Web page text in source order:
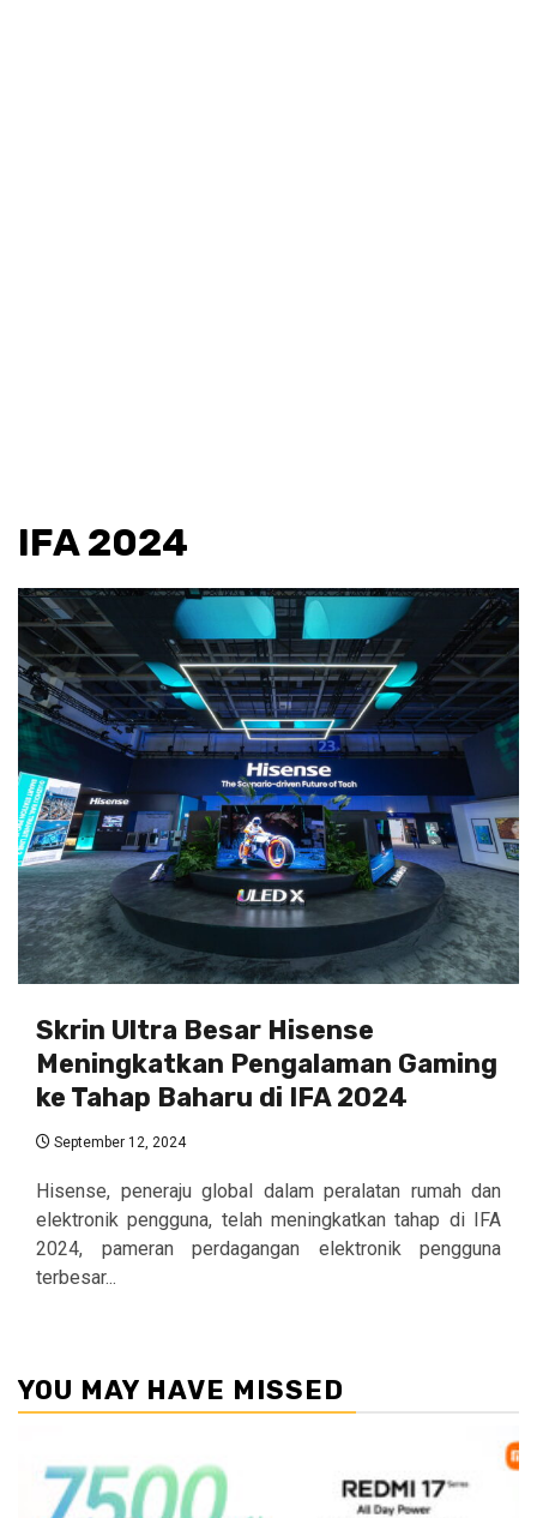
IFA 2024
Skrin Ultra Besar Hisense
Meningkatkan Pengalaman Gaming
ke Tahap Baharu di IFA 2024
September 12, 2024
Hisense, peneraju global dalam peralatan rumah dan
elektronik pengguna, telah meningkatkan tahap di IFA
2024, pameran perdagangan elektronik pengguna
terbesar...
YOU MAY HAVE MISSED